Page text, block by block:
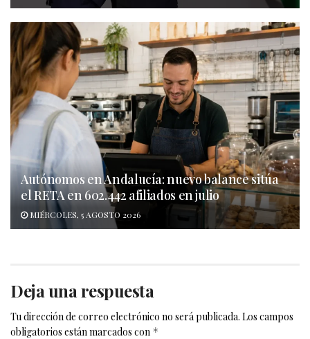
Autónomos en Andalucía: nuevo balance sitúa
el RETA en 602.442 afiliados en julio
MIÉRCOLES, 5 AGOSTO 2026
Deja una respuesta
Tu dirección de correo electrónico no será publicada. Los campos
obligatorios están marcados con *